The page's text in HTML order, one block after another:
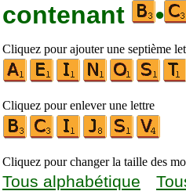
contenant
•
Cliquez pour ajouter une septième
Cliquez pour enlever une lettre
Cliquez pour changer la taille des
Tous alphabétique